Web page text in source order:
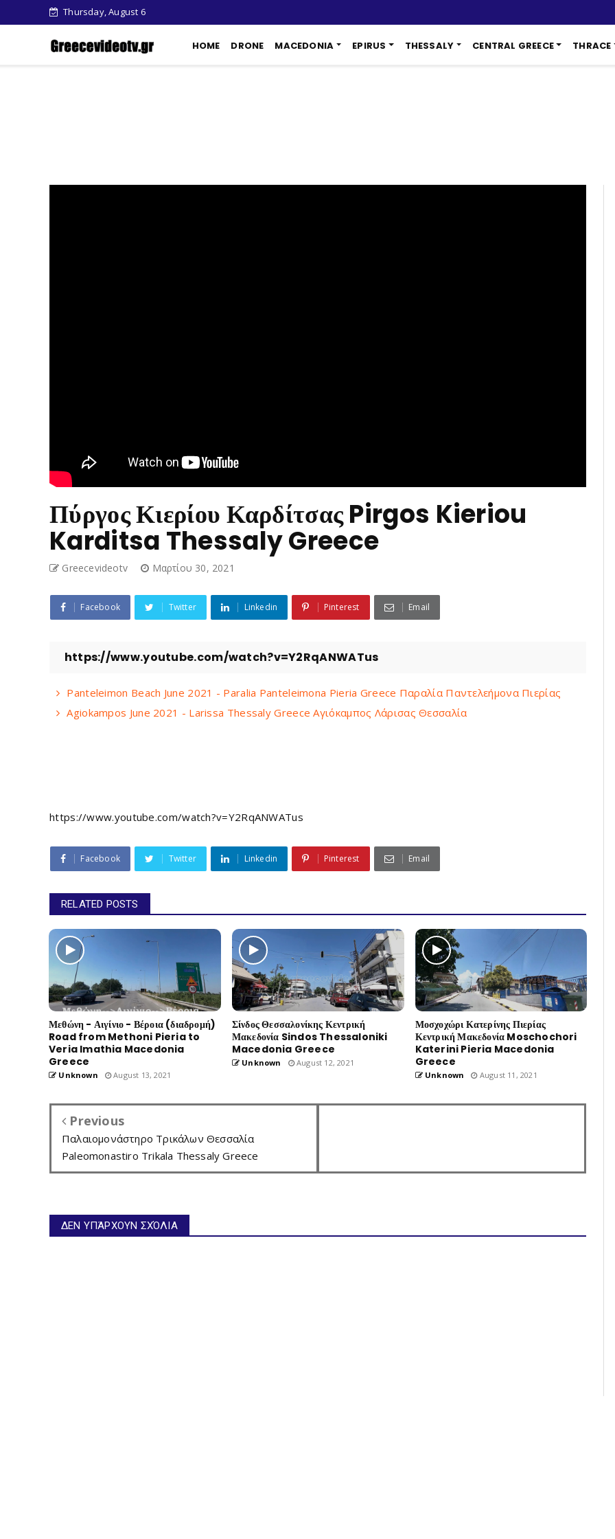
Thursday, August 6
HOME DRONE MACEDONIA EPIRUS THESSALY CENTRAL GREECE THRACE
Πύργος Κιερίου Καρδίτσας Pirgos Kieriou
Karditsa Thessaly Greece
Greecevideotv Μαρτίου 30, 2021
Facebook Twitter Linkedin Pinterest Email
https://www.youtube.com/watch?v=Y2RqANWATus
Panteleimon Beach June 2021 - Paralia Panteleimona Pieria Greece Παραλία Παντελεήμονα Πιερίας
Agiokampos June 2021 - Larissa Thessaly Greece Αγιόκαμπος Λάρισας Θεσσαλία
https://www.youtube.com/watch?v=Y2RqANWATus
Facebook Twitter Linkedin Pinterest Email
RELATED POSTS
Μεθώνη - Αιγίνιο - Βέροια (διαδρομή)
Road from Methoni Pieria to
Veria Imathia Macedonia
Greece
Unknown August 13, 2021
Σίνδος Θεσσαλονίκης Κεντρική
Μακεδονία Sindos Thessaloniki
Macedonia Greece
Unknown August 12, 2021
Μοσχοχώρι Κατερίνης Πιερίας
Κεντρική Μακεδονία Moschochori
Katerini Pieria Macedonia
Greece
Unknown August 11, 2021
Previous
Παλαιομονάστηρο Τρικάλων Θεσσαλία
Paleomonastiro Trikala Thessaly Greece
ΔΕΝ ΥΠΆΡΧΟΥΝ ΣΧΌΛΙΑ